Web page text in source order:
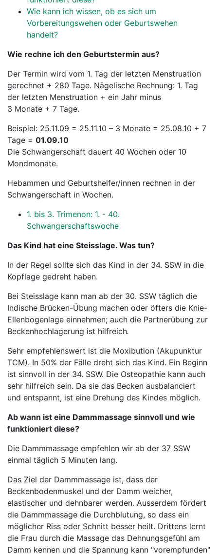
Wie kann ich wissen, ob es sich um
Vorbereitungswehen oder Geburtswehen
handelt?
Wie rechne ich den Geburtstermin aus?
Der Termin wird vom 1. Tag der letzten Menstruation
gerechnet + 280 Tage. Nägelische Rechnung: 1. Tag
der letzten Menstruation + ein Jahr minus
3 Monate + 7 Tage.
Beispiel: 25.11.09 = 25.11.10 – 3 Monate = 25.08.10 + 7
Tage = 01.09.10
Die Schwangerschaft dauert 40 Wochen oder 10
Mondmonate.
Hebammen und Geburtshelfer/innen rechnen in der
Schwangerschaft in Wochen.
1. bis 3. Trimenon: 1. - 40.
Schwangerschaftswoche
Das Kind hat eine Steisslage. Was tun?
In der Regel sollte sich das Kind in der 34. SSW in die
Kopflage gedreht haben.
Bei Steisslage kann man ab der 30. SSW täglich die
Indische Brücken-Übung machen oder öfters die Knie-
Ellenbogenlage einnehmen; auch die Partnerübung zur
Beckenhochlagerung ist hilfreich.
Sehr empfehlenswert ist die Moxibution (Akupunktur
TCM). In 50% der Fälle dreht sich das Kind. Ein Beginn
ist sinnvoll in der 34. SSW. Die Osteopathie kann auch
sehr hilfreich sein. Da sie das Becken ausbalanciert
und entspannt, ist eine Drehung des Kindes möglich.
Ab wann ist eine Dammmassage sinnvoll und wie
funktioniert diese?
Die Dammmassage empfehlen wir ab der 37 SSW
einmal täglich 5 Minuten lang.
Das Ziel der Dammmassage ist, dass der
Beckenbodenmuskel und der Damm weicher,
elastischer und dehnbarer werden. Ausserdem fördert
die Dammmassage die Durchblutung, so dass ein
möglicher Riss oder Schnitt besser heilt. Drittens lernt
die Frau durch die Massage das Dehnungsgefühl am
Damm kennen und die Spannung kann "vorempfunden"